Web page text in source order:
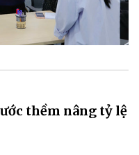
thềm nâng tỷ lệ